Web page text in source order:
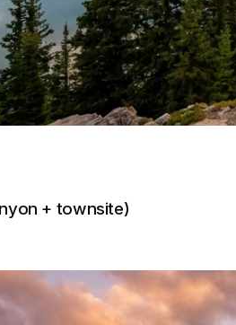
+ townsite)